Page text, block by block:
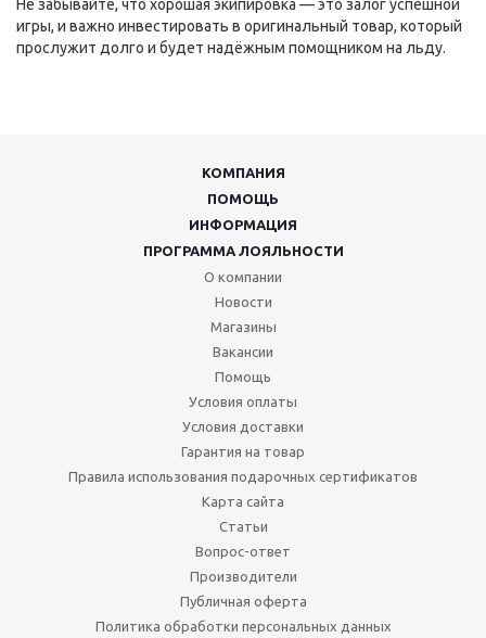
Не забывайте, что хорошая экипировка — это залог успешной
игры, и важно инвестировать в оригинальный товар, который
прослужит долго и будет надёжным помощником на льду.
КОМПАНИЯ
ПОМОЩЬ
ИНФОРМАЦИЯ
ПРОГРАММА ЛОЯЛЬНОСТИ
О компании
Новости
Магазины
Вакансии
Помощь
Условия оплаты
Условия доставки
Гарантия на товар
Правила использования подарочных сертификатов
Карта сайта
Статьи
Вопрос-ответ
Производители
Публичная оферта
Политика обработки персональных данных